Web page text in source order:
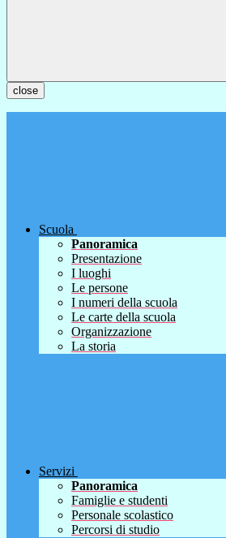
close
Scuola
Panoramica
Presentazione
I luoghi
Le persone
I numeri della scuola
Le carte della scuola
Organizzazione
La storia
Servizi
Panoramica
Famiglie e studenti
Personale scolastico
Percorsi di studio